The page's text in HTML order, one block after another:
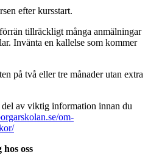
efter kursstart.
tillräckligt många anmälningar
Invänta en kallelse som kommer
på två eller tre månader utan extra
av viktig information innan du
om-
oss